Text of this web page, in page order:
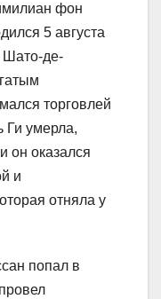
фон
5 августа
Шато-де-
торговлей
Ги умерла,
он оказался
и
отняла у
попал в